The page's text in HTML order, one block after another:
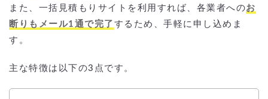
また、一括見積もりサイトを利用すれば、各業者へのお
断りもメール1通で完了 するため、手軽に申し込めま
す。
主な特徴は以下の3点です。